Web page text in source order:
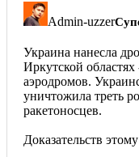
Admin-uzzer
Украина нанесла
Иркутской
аэродромов.
уничтожила треть
ракетоносцев.
Доказательств